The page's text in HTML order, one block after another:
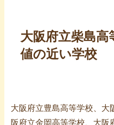
大阪府立柴島高
値の近い学校
大阪府立豊島高等学校、大
阪府立金岡高等学校、大阪